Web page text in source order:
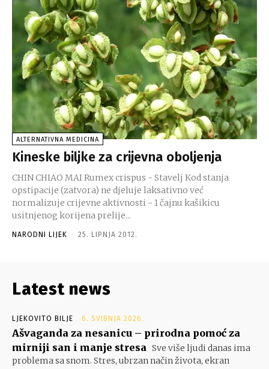
ALTERNATIVNA MEDICINA
Kineske biljke za crijevna oboljenja
CHIN CHIAO MAI Rumex crispus - Stavelj Kod stanja
opstipacije (zatvora) ne djeluje laksativno već
normalizuje crijevne aktivnosti - 1 čajnu kašikicu
usitnjenog korijena prelije...
NARODNI LIJEK - 25. LIPNJA 2012.
Latest news
LJEKOVITO BILJE 6. SVIBNJA 2026.
Ašvaganda za nesanicu – prirodna pomoć za
mirniji san i manje stresa Sve više ljudi danas ima
problema sa snom. Stres, ubrzan način života, ekran